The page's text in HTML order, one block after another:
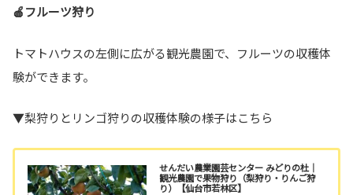
🍎フルーツ狩り
トマトハウスの左側に広がる観光農園で、フルーツの収穫体
験ができます。
▼梨狩りとリンゴ狩りの収穫体験の様子はこちら
せんだい農業園芸センター みどりの杜｜
観光農園で果物狩り（梨狩り・りんご狩
り）【仙台市若林区】